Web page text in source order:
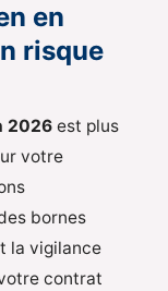
en
risque
2026 est plus
votre
bornes
la vigilance
contrat